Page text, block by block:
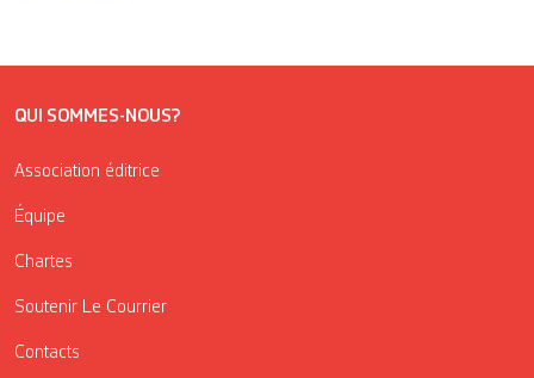
QUI SOMMES-NOUS?
Association éditrice
Équipe
Chartes
Soutenir Le Courrier
Contacts